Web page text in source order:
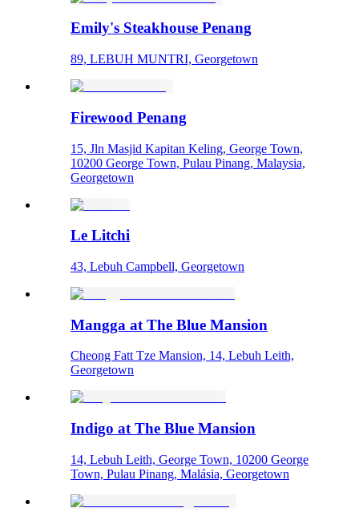
Emily's Steakhouse Penang
89, LEBUH MUNTRI, Georgetown
Firewood Penang
15, Jln Masjid Kapitan Keling, George Town,
10200 George Town, Pulau Pinang, Malaysia,
Georgetown
Le Litchi
43, Lebuh Campbell, Georgetown
Mangga at The Blue Mansion
Cheong Fatt Tze Mansion, 14, Lebuh Leith,
Georgetown
Indigo at The Blue Mansion
14, Lebuh Leith, George Town, 10200 George
Town, Pulau Pinang, Malásia, Georgetown